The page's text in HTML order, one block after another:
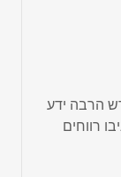
הרבה ידע
רווחים